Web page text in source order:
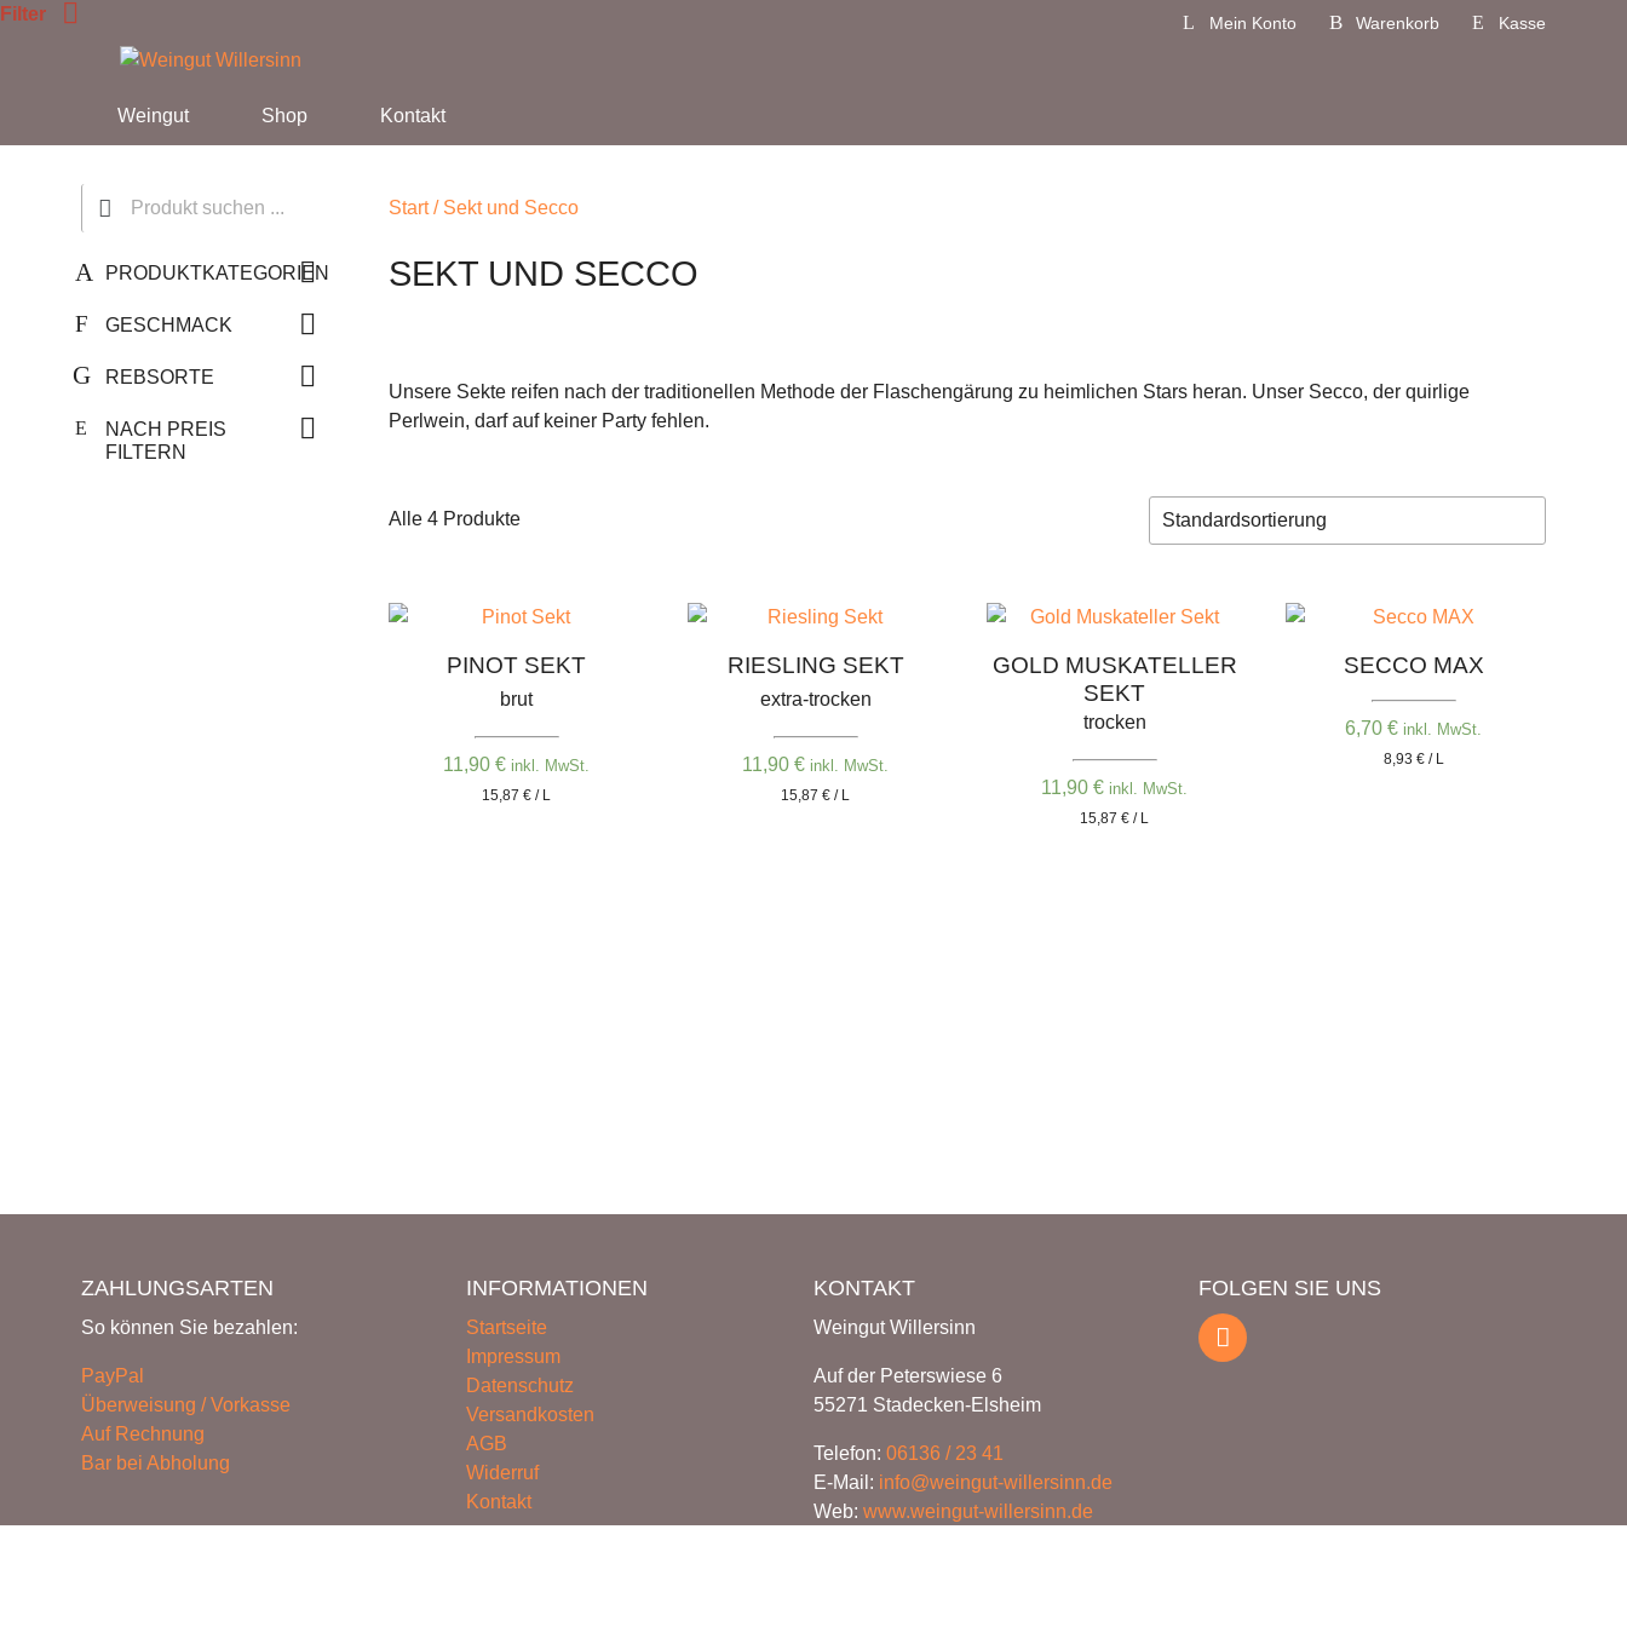
Weiter
Mein Konto Warenkorb Kasse
Weingut Shop Kontakt
Filter
PRODUKTKATEGORIEN
GESCHMACK
REBSORTE
NACH PREIS
FILTERN
Start/ Sekt und Secco
SEKT UND SECCO
Unsere Sekte reifen nach der traditionellen Methode der Flaschengärung zu heimlichen Stars heran. Unser Secco, der quirlige
Perlwein, darf auf keiner Party fehlen.
Alle 4 Produkte
PINOT SEKT
brut
11,90€ inkl. MwSt.
15,87 € / L
RIESLING SEKT
extra-trocken
11,90€ inkl. MwSt.
15,87 € / L
GOLD MUSKATELLER
SEKT
trocken
11,90€ inkl. MwSt.
15,87 € / L
SECCO MAX
6,70€ inkl. MwSt.
8,93 € / L
ZAHLUNGSARTEN
So können Sie bezahlen:
PayPal
Überweisung / Vorkasse
Auf Rechnung
Bar bei Abholung
INFORMATIONEN
Startseite
Impressum
Datenschutz
Versandkosten
AGB
Widerruf
Kontakt
KONTAKT
Weingut Willersinn
Auf der Peterswiese 6
55271 Stadecken-Elsheim
Telefon: 06136 / 23 41
E-Mail: info@weingut-willersinn.de
Web: www.weingut-willersinn.de
FOLGEN SIE UNS